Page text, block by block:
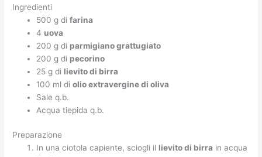
Ingredienti
500 g difarina
4 uova
200 g di parmigiano grattugiato
200 g di pecorino
25 g di lievito di birra
100 ml diolio extravergine di oliva
Sale q.b.
Acqua tiepida q.b.
Preparazione
In una ciotola capiente, sciogli il lievito di birra in acqua